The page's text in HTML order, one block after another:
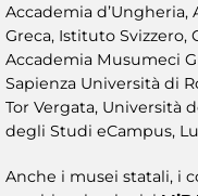
Accademia d’Ungheria,
Greca, Istituto Svizzero,
Accademia Musumeci
Sapienza Università di
Tor Vergata, Università
degli Studi eCampus,
Anche i musei statali, i